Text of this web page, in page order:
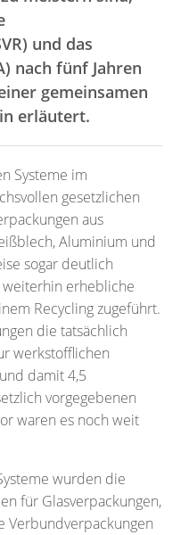
und das
nach fünf Jahren
gemeinsamen
erläutert.
Systeme im
gesetzlichen
aus
Aluminium und
sogar deutlich
erhebliche
Recycling zugeführt.
die tatsächlich
werkstofflichen
damit 4,5
vorgegebenen
waren es noch weit
wurden die
für Glasverpackungen,
Verbundverpackungen